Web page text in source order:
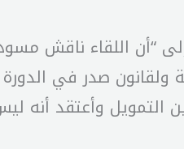
ولقانون صدر في
التمويل وأعتقد أنه